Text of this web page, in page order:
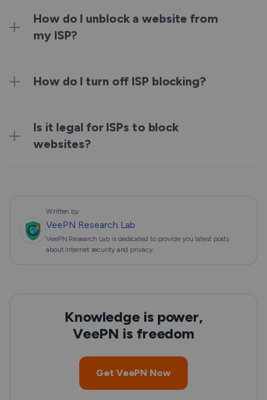
How do I unblock a website from
my ISP?
How do I turn off ISP blocking?
Is it legal for ISPs to block
websites?
Written by
VeePN Research Lab
VeePN Research Lab is dedicated to provide you latest posts
about internet security and privacy.
Knowledge is power,
VeePN is freedom
Get VeePN Now